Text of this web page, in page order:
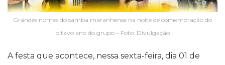
Grandes nomes do samba maranhense na noite de comemoração do
oitavo ano do grupo – Foto: Divulgação
A festa que acontece, nessa sexta-feira, dia 01 de